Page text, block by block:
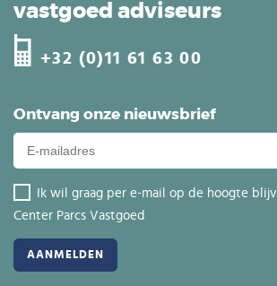
Ontvang onze nieuwsbrief
Ik wil graag per e-mail op de hoogte
Center Parcs Vastgoed
vastgoed adviseurs
+32 (0)11 61 63 00